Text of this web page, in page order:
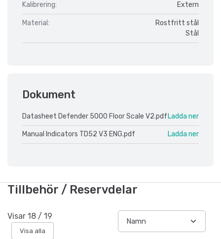
Kalibrering: Extern
Material:
Rostfritt stål
Stål
Dokument
Datasheet Defender 5000 Floor Scale V2.pdf Ladda ner
Manual Indicators TD52 V3 ENG.pdf Ladda ner
Tillbehör / Reservdelar
Visar 18 / 19
Visa alla